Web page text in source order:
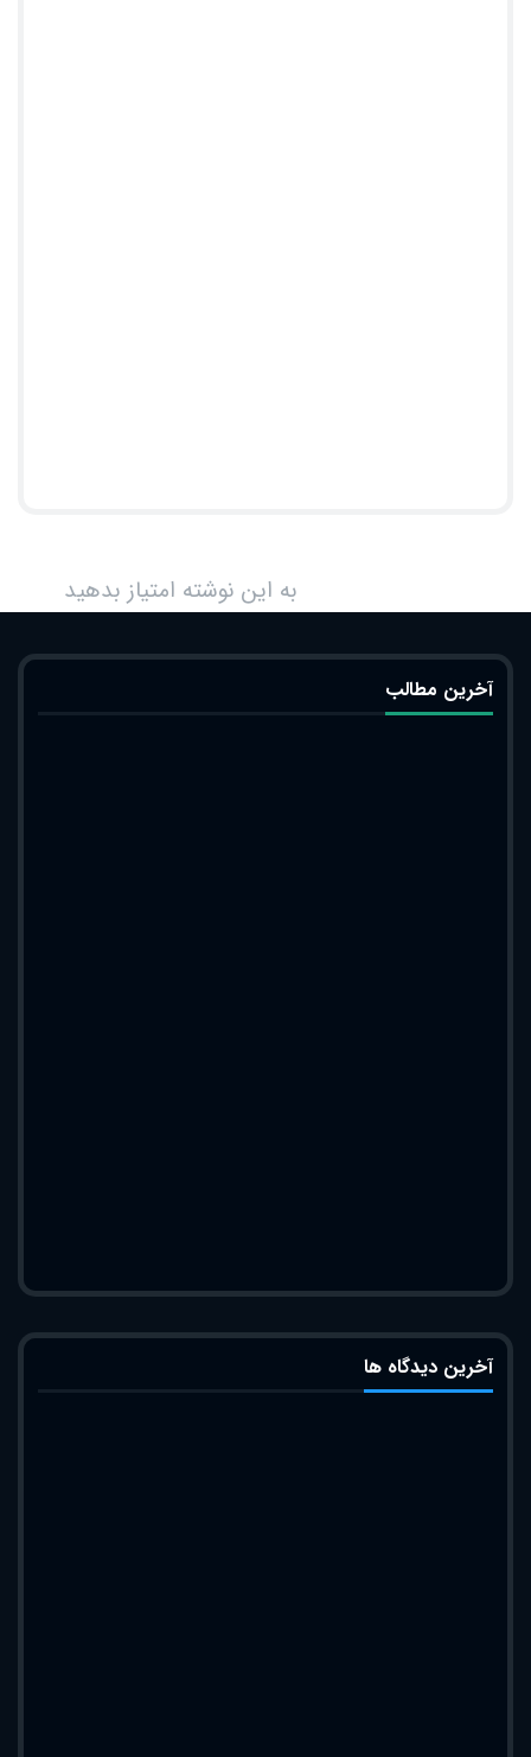
به این نوشته امتیاز بدهید
آخرین مطالب
آخرین دیدگاه ها